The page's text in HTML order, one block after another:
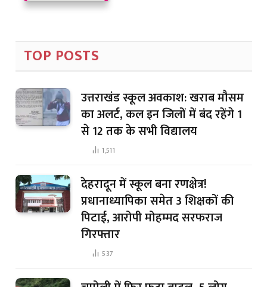
TOP POSTS
उत्तराखंड स्कूल अवकाश: खराब मौसम
का अलर्ट, कल इन जिलों में बंद रहेंगे 1
से 12 तक के सभी विद्यालय
1,511
देहरादून में स्कूल बना रणक्षेत्र!
प्रधानाध्यापिका समेत 3 शिक्षकों की
पिटाई, आरोपी मोहम्मद सरफराज
गिरफ्तार
537